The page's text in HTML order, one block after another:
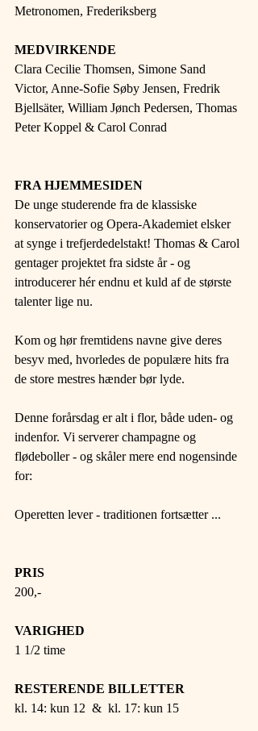
Metronomen, Frederiksberg
MEDVIRKENDE
Clara Cecilie Thomsen, Simone Sand
Victor, Anne-Sofie Søby Jensen, Fredrik
Bjellsäter, William Jønch Pedersen, Thomas
Peter Koppel & Carol Conrad
FRA HJEMMESIDEN
De unge studerende fra de klassiske
konservatorier og Opera-Akademiet elsker
at synge i trefjerdedelstakt! Thomas & Carol
gentager projektet fra sidste år - og
introducerer hér endnu et kuld af de største
talenter lige nu.
Kom og hør fremtidens navne give deres
besyv med, hvorledes de populære hits fra
de store mestres hænder bør lyde.
Denne forårsdag er alt i flor, både uden- og
indenfor. Vi serverer champagne og
flødeboller - og skåler mere end nogensinde
for:
Operetten lever - traditionen fortsætter ...
PRIS
200,-
VARIGHED
1 1/2 time
RESTERENDE BILLETTER
kl. 14: kun 12  &  kl. 17: kun 15